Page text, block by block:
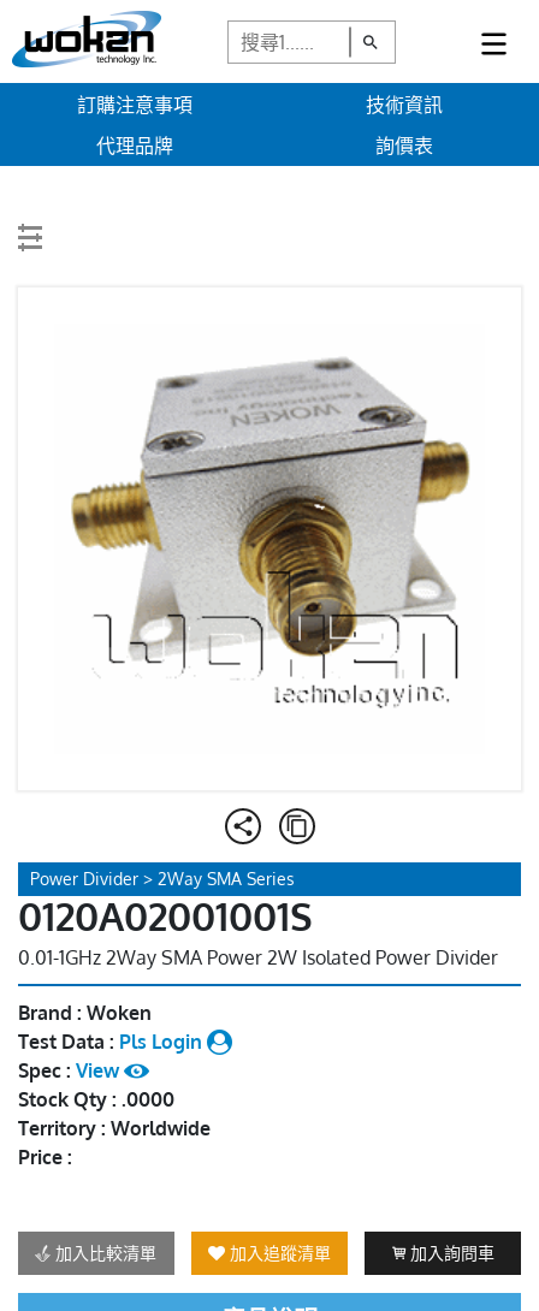
訂購注意事項
技術資訊
代理品牌
詢價表
Power Divider > 2Way SMA Series
0120A02001001S
0.01-1GHz 2Way SMA Power 2W Isolated Power Divider
Brand : Woken
Test Data : Pls Login
Spec : View
Stock Qty : .0000
Territory : Worldwide
Price :
加入比較清單 加入追蹤清單 加入詢問車